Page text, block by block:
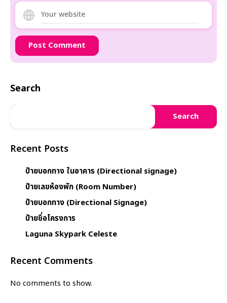
Search
Search
Recent Posts
ป้ายบอกทาง ในอาคาร (Directional signage)
ป้ายเลขห้องพัก (Room Number)
ป้ายบอกทาง (Directional Signage)
ป้ายชื่อโครงการ
Laguna Skypark Celeste
Recent Comments
No comments to show.